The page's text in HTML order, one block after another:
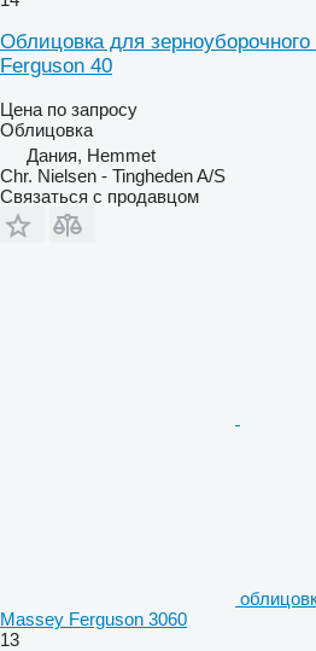
Облицовка для
Ferguson 40
Цена по запросу
Облицовка
Дания, Hemmet
Chr. Nielsen - Tingheden A/S
Связаться с продавцом
Massey Ferguson 3060
13